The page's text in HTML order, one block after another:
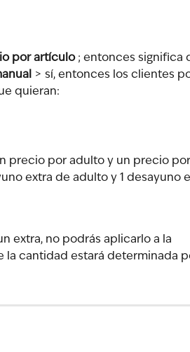
por artículo ; entonces significa
> sí, entonces los clientes
quieran:
precio por adulto y un precio
extra de adulto y 1 desayuno
extra, no podrás aplicarlo a la
la cantidad estará determinada